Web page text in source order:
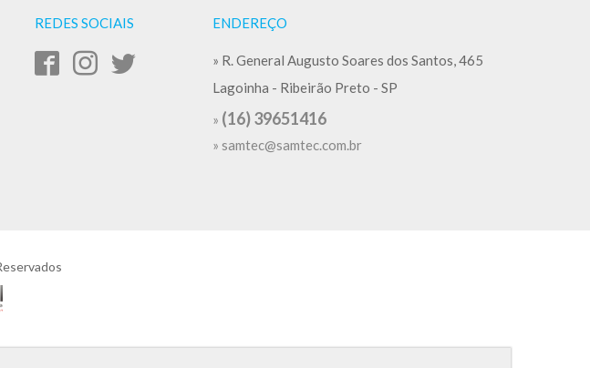
REDES SOCIAIS ENDEREÇO
» R. General Augusto Soares dos Santos, 465
Lagoinha - Ribeirão Preto - SP
» (16) 39651416
» samtec@samtec.com.br